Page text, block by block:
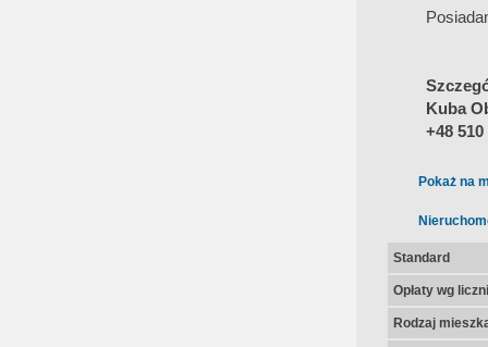
Kuba
+48 510
Pokaż na
Standard
Opłaty wg
Rodzaj